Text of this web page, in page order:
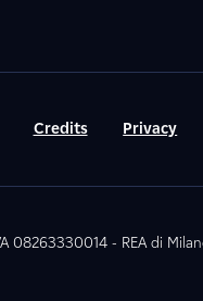
Credits Privacy
08263330014 - REA di